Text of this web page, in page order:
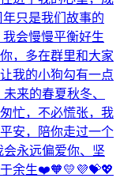
只是我们故事的
会慢慢平衡好生
，多在群里和大家
我的小狗勾有一点
来的春夏秋冬、
忙，不必慌张，我
安，陪你走过一个
永远偏爱你、坚
余生❤️🧡💛💜💝💖